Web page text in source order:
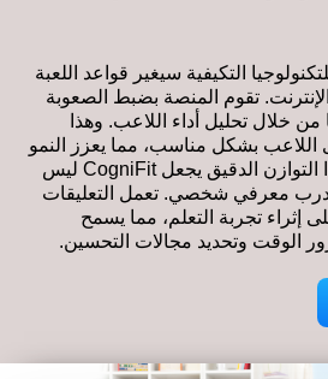
التكيفية سيغير قواعد اللعبة
تقوم المنصة بضبط الصعوبة
من خلال تحليل أداء اللاعب. وهذا
بشكل مناسب، مما يعزز النمو
المعرفي دون إرباكه. هذا التوازن الدقيق يجعل CogniFit ليس
معرفي شخصي. تعمل التعليقات
إثراء تجربة التعلم، مما يسمح
الوقت وتحديد مجالات التحسين.